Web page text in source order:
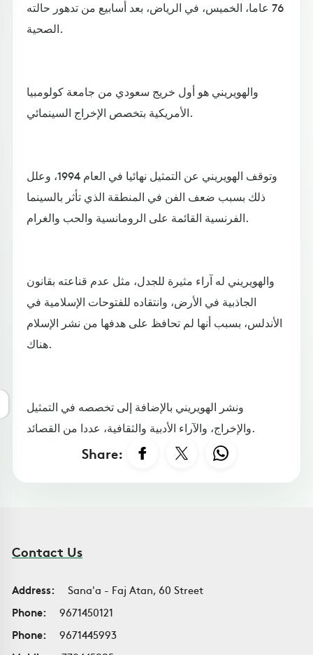
76 عاما، الخميس، في الرياض، بعد أسابيع من تدهور حالته
الصحية.
والهويريني هو أول خريج سعودي من جامعة كولومبيا
الأمريكية بتخصص الإخراج السينمائي.
وتوقف الهويريني عن التمثيل نهائيا في العام 1994، وعلل
ذلك بسبب ضعف الفن في المنطقة الذي تأثر بالسينما
الفرنسية القائمة على الرومانسية والحب والغرام.
والهويريني له آراء مثيرة للجدل، مثل عدم قناعته بقانون
الجاذبية في الأرض، وانتقاده للفتوحات الإسلامية في
الأندلس، بسبب أنها لم تحافظ على هدفها من نشر الإسلام
هناك.
ونشر الهويريني بالإضافة إلى تخصصه في التمثيل
والإخراج، والآراء الأدبية والثقافية، عددا من القصائد.
Share:
Contact Us
Address:
Sana'a - Faj Atan, 60 Street
Phone:
9671450121
Phone:
9671445993